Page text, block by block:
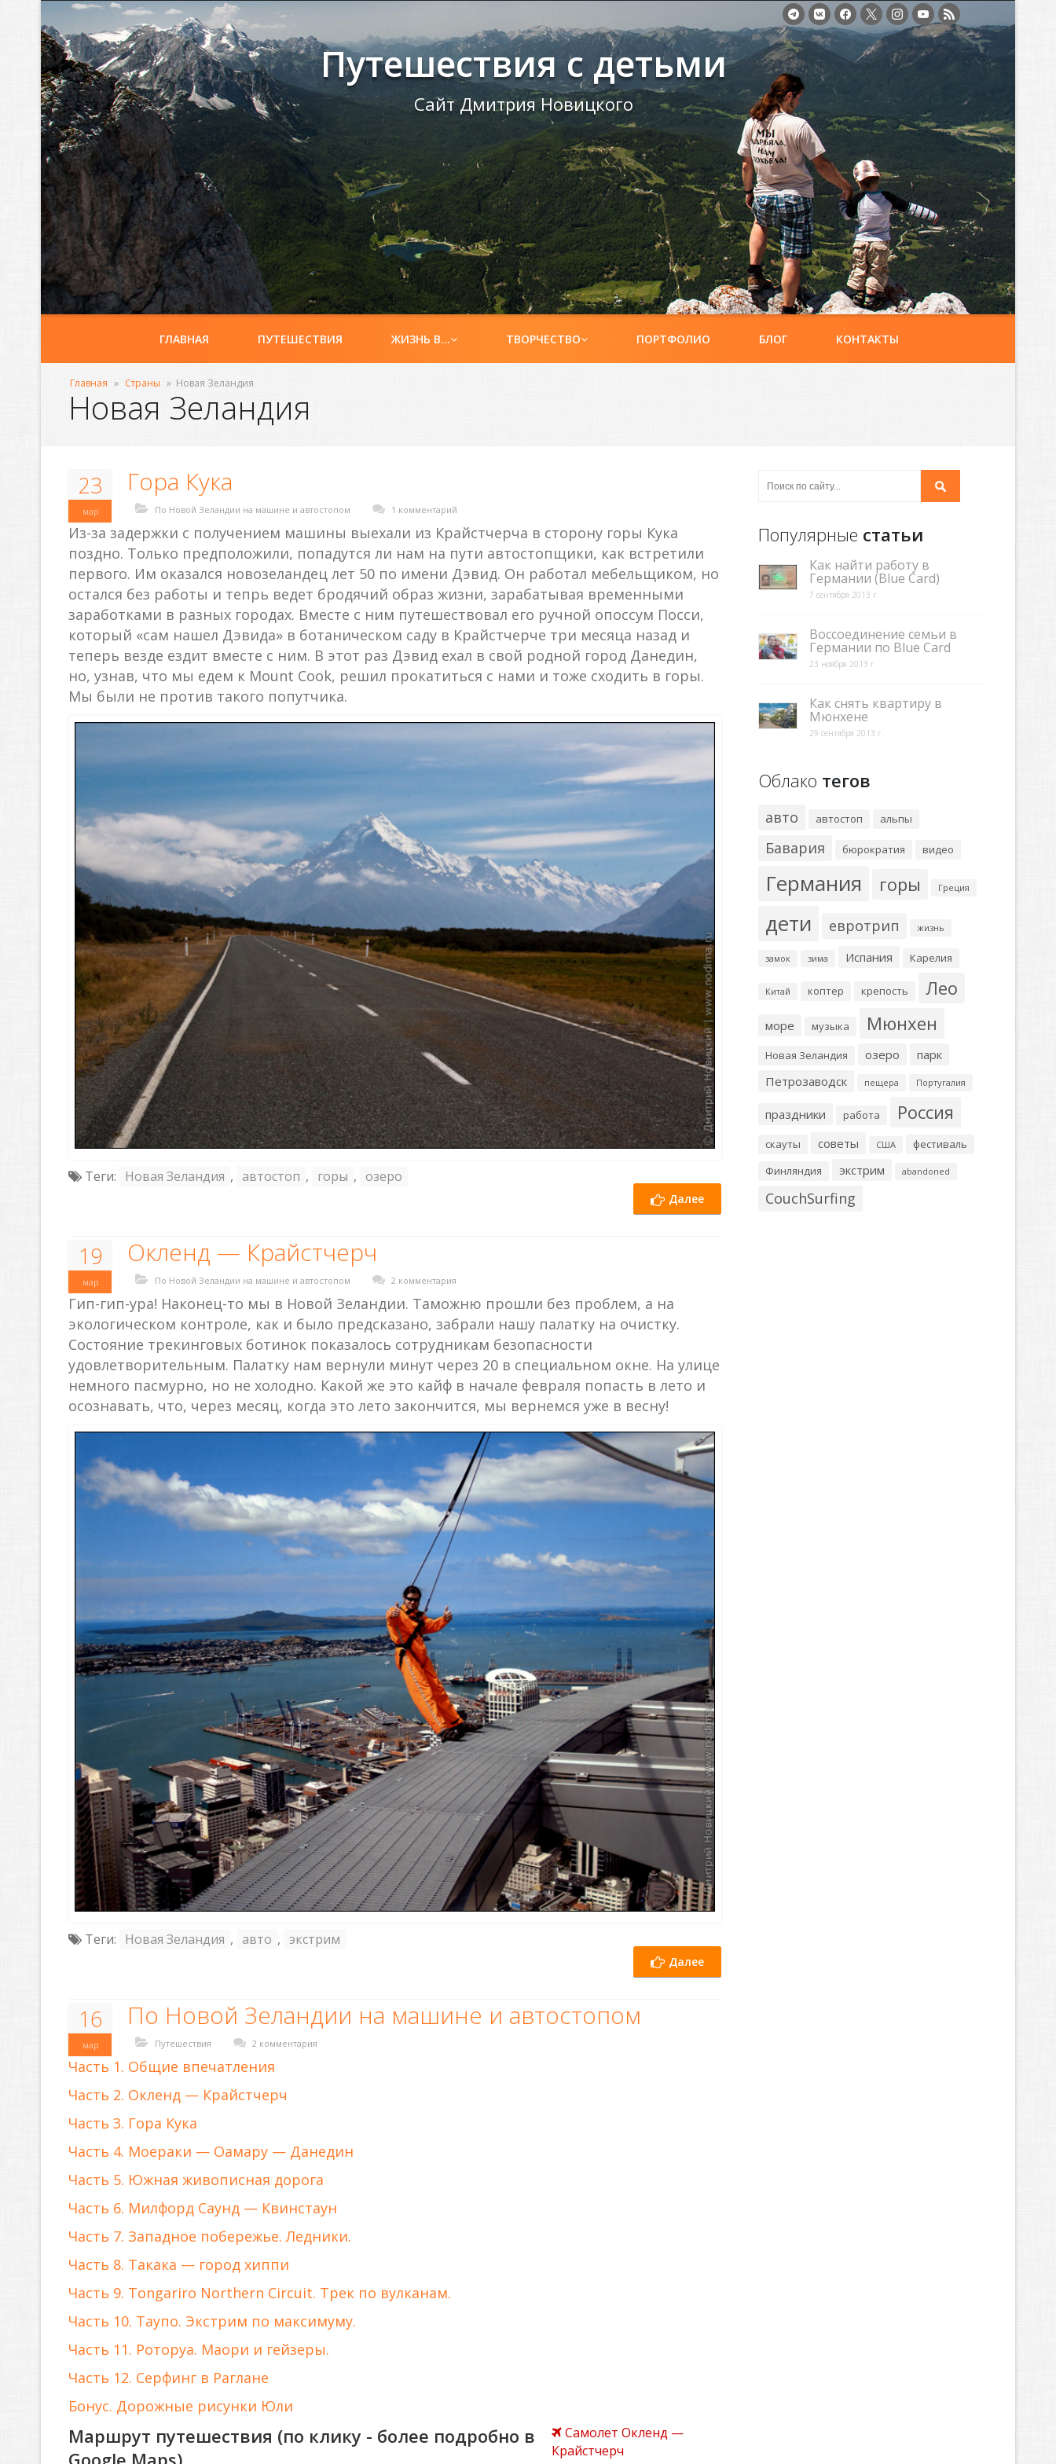
Путешествия с детьми
Сайт Дмитрия Новицкого
ГЛАВНАЯ ПУТЕШЕСТВИЯ ЖИЗНЬ В… ТВОРЧЕСТВО ПОРТФОЛИО БЛОГ КОНТАКТЫ
Главная » Страны » Новая Зеландия
Новая Зеландия
23
мар
Гора Кука
По Новой Зеландии на машине и автостопом 1 комментарий
Из-за задержки с получением машины выехали из Крайстчерча в сторону горы Кука
поздно. Только предположили, попадутся ли нам на пути автостопщики, как встретили
первого. Им оказался новозеландец лет 50 по имени Дэвид. Он работал мебельщиком, но
остался без работы и тепрь ведет бродячий образ жизни, зарабатывая временными
заработками в разных городах. Вместе с ним путешествовал его ручной опоссум Посси,
который «сам нашел Дэвида» в ботаническом саду в Крайстчерче три месяца назад и
теперь везде ездит вместе с ним. В этот раз Дэвид ехал в свой родной город Данедин,
но, узнав, что мы едем к Mount Cook, решил прокатиться с нами и тоже сходить в горы.
Мы были не против такого попутчика.
Теги: Новая Зеландия , автостоп , горы , озеро
Далее
19
мар
Окленд — Крайстчерч
По Новой Зеландии на машине и автостопом 2 комментария
Гип-гип-ура! Наконец-то мы в Новой Зеландии. Таможню прошли без проблем, а на
экологическом контроле, как и было предсказано, забрали нашу палатку на очистку.
Состояние трекинговых ботинок показалось сотрудникам безопасности
удовлетворительным. Палатку нам вернули минут через 20 в специальном окне. На улице
немного пасмурно, но не холодно. Какой же это кайф в начале февраля попасть в лето и
осознавать, что, через месяц, когда это лето закончится, мы вернемся уже в весну!
Теги: Новая Зеландия , авто , экстрим
Далее
16
мар
По Новой Зеландии на машине и автостопом
Путешествия 2 комментария
Часть 1. Общие впечатления
Часть 2. Окленд — Крайстчерч
Часть 3. Гора Кука
Часть 4. Моераки — Оамару — Данедин
Часть 5. Южная живописная дорога
Часть 6. Милфорд Саунд — Квинстаун
Часть 7. Западное побережье. Ледники.
Часть 8. Такака — город хиппи
Часть 9. Tongariro Northern Circuit. Трек по вулканам.
Часть 10. Таупо. Экстрим по максимуму.
Часть 11. Роторуа. Маори и гейзеры.
Часть 12. Серфинг в Раглане
Бонус. Дорожные рисунки Юли
Маршрут путешествия (по клику - более подробно в
Google Maps)
Самолет Окленд —
Крайстчерч
Популярные статьи
Как найти работу в
Германии (Blue Card)
7 сентября 2013 г.
Воссоединение семьи в
Германии по Blue Card
23 ноября 2013 г.
Как снять квартиру в
Мюнхене
29 сентября 2013 г.
Облако тегов
авто автостоп альпы
Бавария бюрократия видео
Германия горы Греция
дети евротрип жизнь
замок зима Испания Карелия
Китай коптер крепость Лео
море музыка Мюнхен
Новая Зеландия озеро
парк
Петрозаводск
пещера Португалия
праздники работа Россия
скауты советы США
фестиваль
Финляндия
экстрим abandoned
CouchSurfing